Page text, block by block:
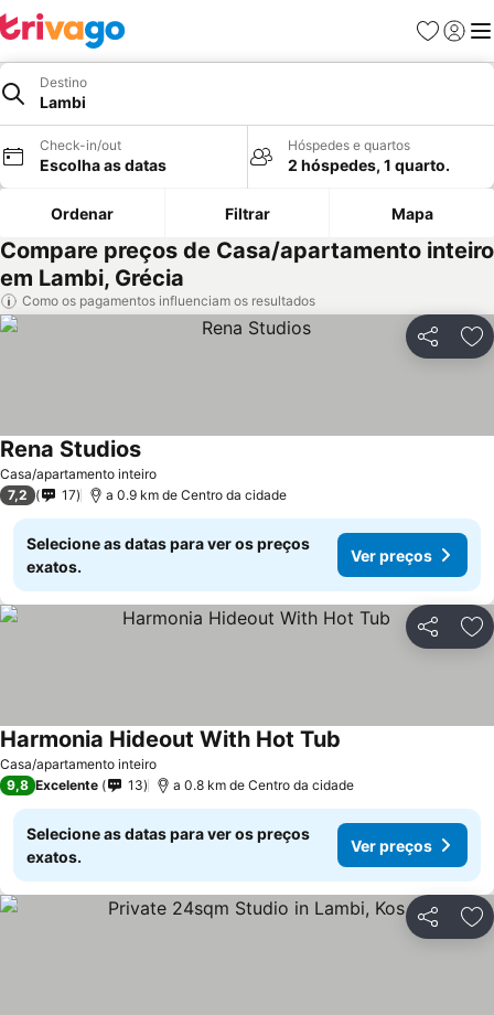
Favoritos
Iniciar
Destino
Lambi
Check-in/out
Escolha as datas
Hóspedes e quartos
2 hóspedes, 1 quarto.
Ordenar Filtrar Mapa
Compare preços de Casa/apartamento inteiro
em Lambi, Grécia
Como os pagamentos influenciam os resultados
Partilhar
Casa/apartamento inteiro
Rena Studios
7,2 17 a 0.9 km de Centro da cidade
Selecione as datas para ver os preços
exatos.
Ver preços
Partilhar
Casa/apartamento inteiro
Harmonia Hideout With Hot Tub
9,8 Excelente 13 a 0.8 km de Centro da cidade
Selecione as datas para ver os preços
exatos.
Ver preços
Partilhar